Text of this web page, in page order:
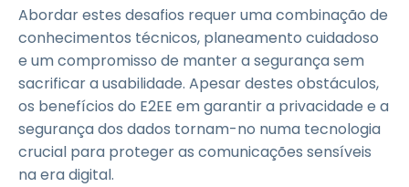
Abordar estes desafios requer uma combinação de
conhecimentos técnicos, planeamento cuidadoso
e um compromisso de manter a segurança sem
sacrificar a usabilidade. Apesar destes obstáculos,
os benefícios do E2EE em garantir a privacidade e a
segurança dos dados tornam-no numa tecnologia
crucial para proteger as comunicações sensíveis
na era digital.